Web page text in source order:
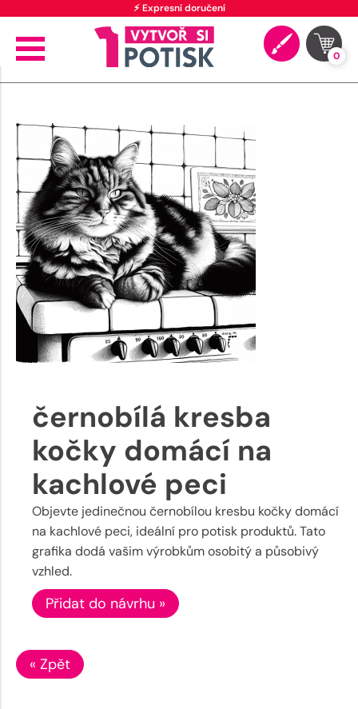
⚡ Expresní doručení
0
černobílá kresba
kočky domácí na
kachlové peci
Objevte jedinečnou černobílou kresbu kočky domácí
na kachlové peci, ideální pro potisk produktů. Tato
grafika dodá vašim výrobkům osobitý a působivý
vzhled.
Přidat do návrhu »
« Zpět